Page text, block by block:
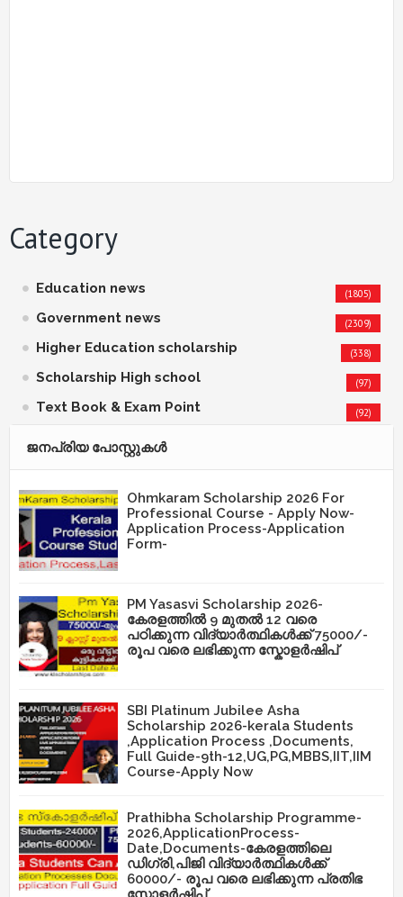
Category
Education news (1805)
Government news (2309)
Higher Education scholarship (338)
Scholarship High school (97)
Text Book & Exam Point (92)
ജനപ്രിയ പോസ്റ്റുകള്‍‌
Ohmkaram Scholarship 2026 For
Professional Course - Apply Now-
Application Process-Application
Form-
PM Yasasvi Scholarship 2026-
കേരളത്തിൽ 9 മുതൽ 12 വരെ
പഠിക്കുന്ന വിദ്യാർത്ഥികൾക്ക് 75000/-
രൂപ വരെ ലഭിക്കുന്ന സ്കോളർഷിപ്
SBI Platinum Jubilee Asha
Scholarship 2026-kerala Students
,Application Process ,Documents,
Full Guide-9th-12,UG,PG,MBBS,IIT,IIM
Course-Apply Now
Prathibha Scholarship Programme-
2026,ApplicationProcess-
Date,Documents-കേരളത്തിലെ
ഡിഗ്രി,പിജി വിദ്യാർത്ഥികൾക്ക്
60000/- രൂപ വരെ ലഭിക്കുന്ന പ്രതിഭ